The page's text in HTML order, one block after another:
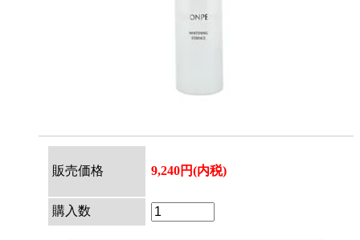
販売価格 9,240円(内税)
購入数